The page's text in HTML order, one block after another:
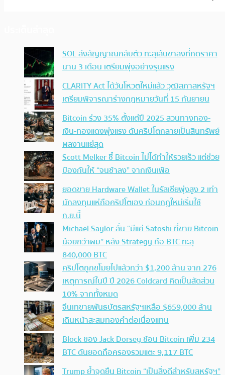
SOL ส่งสัญญาณกลับตัว ทะลุเส้นขาลงที่กดราคา
นาน 3 เดือน เตรียมพุ่งอย่างรุนแรง
CLARITY Act ได้วันโหวตใหม่แล้ว วุฒิสภาสหรัฐฯ
เตรียมพิจารณาร่างกฎหมายวันที่ 15 กันยายน
Bitcoin ร่วง 35% ตั้งแต่ปี 2025 สวนทางทอง-
เงิน-ทองแดงพุ่งแรง ดันคริปโตกลายเป็นสินทรัพย์
ผลงานแย่สุด
Scott Melker ชี้ Bitcoin ไม่ได้ทำให้รวยเร็ว แต่ช่วย
ป้องกันให้ “จนช้าลง” จากเงินเฟ้อ
ยอดขาย Hardware Wallet ในรัสเซียพุ่งสูง 2 เท่า
นักลงทุนแห่ถือคริปโตเอง ก่อนกฎใหม่เริ่มใช้
ก.ย.นี้
Michael Saylor ลั่น “มีแค่ Satoshi ที่ขาย Bitcoin
น้อยกว่าผม” หลัง Strategy ถือ BTC ทะลุ
840,000 BTC
คริปโตถูกขโมยไปแล้วกว่า $1,200 ล้าน จาก 276
เหตุการณ์ในปี ปี 2026 Coldcard คิดเป็นสัดส่วน
10% จากทั้งหมด
จีนเทขายพันธบัตรสหรัฐฯเหลือ $659,000 ล้าน
เดินหน้าสะสมทองคำต่อเนื่องแทน
Block ของ Jack Dorsey ช้อน Bitcoin เพิ่ม 234
BTC ดันยอดถือครองรวมแตะ 9,117 BTC
Trump ย้ำจุดยืน Bitcoin “เป็นสิ่งดีสำหรับสหรัฐฯ”